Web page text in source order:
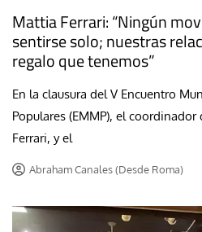
Mattia Ferrari: “Ningún
sentirse solo; nuestras
regalo que tenemos”
En la clausura del V Encuentro
Populares (EMMP), el
Ferrari, y el
Abraham Canales (Desde Roma)